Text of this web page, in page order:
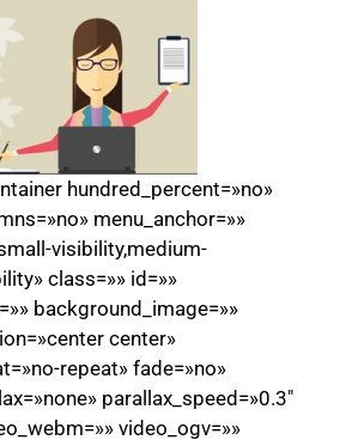
hundred_percent=»no»
menu_anchor=»»
visibility,medium-
class=»» id=»»
background_image=»»
center»
repeat» fade=»no»
parallax_speed=»0.3″
video_ogv=»»